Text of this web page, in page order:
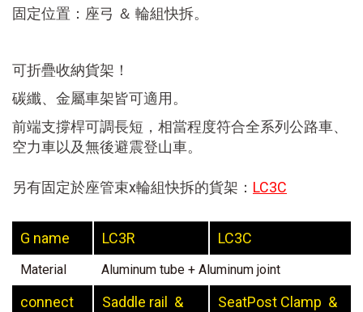
固定位置：座弓 ＆ 輪組快拆。
可折疊收納貨架！
碳纖、金屬車架皆可適用。
前端支撐桿可調長短，相當程度符合全系列公路車、
空力車以及無後避震登山車。
另有固定於座管束x輪組快拆的貨架： LC3C
G name LC3R LC3C
Material Aluminum tube + Aluminum joint
connect
Saddle rail &
SeatPost Clamp &